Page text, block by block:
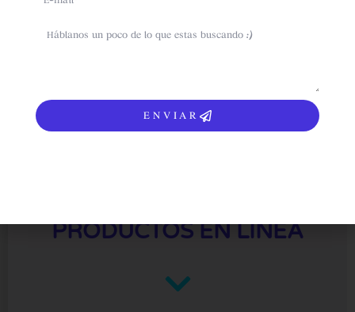
PRODUCTOS EN LÍNEA
sms
ENVIAR